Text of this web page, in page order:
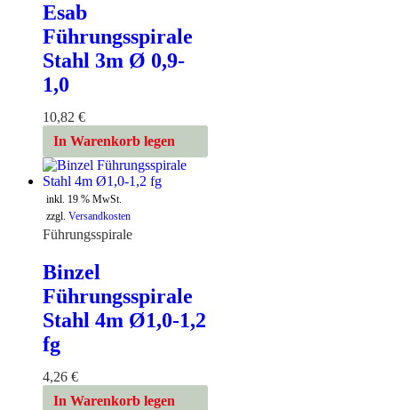
Esab
Führungsspirale
Stahl 3m Ø 0,9-
1,0
10,82 €
In Warenkorb legen
inkl. 19 % MwSt.
zzgl. Versandkosten
Führungsspirale
Binzel
Führungsspirale
Stahl 4m Ø1,0-1,2
fg
4,26 €
In Warenkorb legen